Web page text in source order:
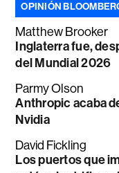
OPINIÓN
Matthew Brooker
Inglaterra fue,
del Mundial 2026
Parmy Olson
Anthropic acaba
Nvidia
David Fickling
Los puertos que